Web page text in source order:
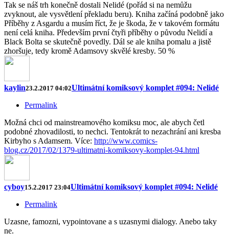
Tak se náš trh konečně dostali Nelidé (pořád si na nemůžu
zvyknout, ale vysvětlení překladu beru). Kniha začíná podobně jako
Příběhy z Asgardu a musím říct, že je škoda, že v takovém formátu
není celá kniha. Především první čtyři příběhy o původu Nelidí a
Black Bolta se skutečně povedly. Dál se ale kniha pomalu a jistě
zhoršuje, tedy kromě Adamsovy skvělé kresby. 50 %
kaylin23.2.2017 04:02Ultimátní komiksový komplet #094: Nelidé
Permalink
Možná chci od mainstreamového komiksu moc, ale abych četl
podobné zhovadilosti, to nechci. Tentokrát to nezachrání ani kresba
Kirbyho s Adamsem. Více: http://www.comics-
blog.cz/2017/02/1379-ultimatni-komiksovy-komplet-94.html
cyboy15.2.2017 23:04Ultimátní komiksový komplet #094: Nelidé
Permalink
Uzasne, famozni, vypointovane a s uzasnymi dialogy. Anebo taky
ne.